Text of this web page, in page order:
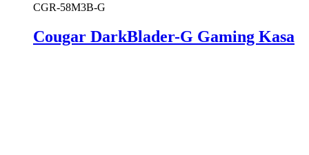
CGR-58M3B-G
Cougar DarkBlader-G Gaming Kasa